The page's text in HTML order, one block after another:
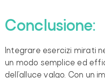
Conclusione:
Integrare esercizi mirati
un modo semplice ed
dell’alluce valgo. Con un